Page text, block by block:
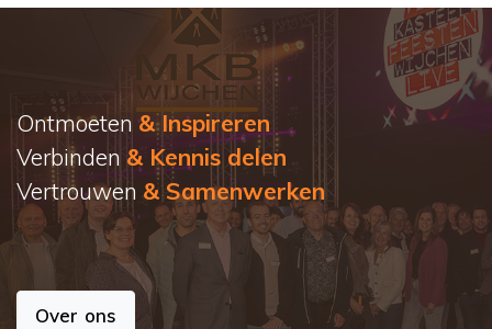
Ontmoeten & Inspireren
Verbinden & Kennis delen
Vertrouwen & Samenwerken
Over ons